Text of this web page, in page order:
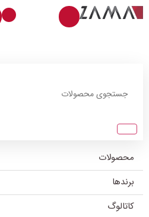
محصولات
برندها
کاتالوگ